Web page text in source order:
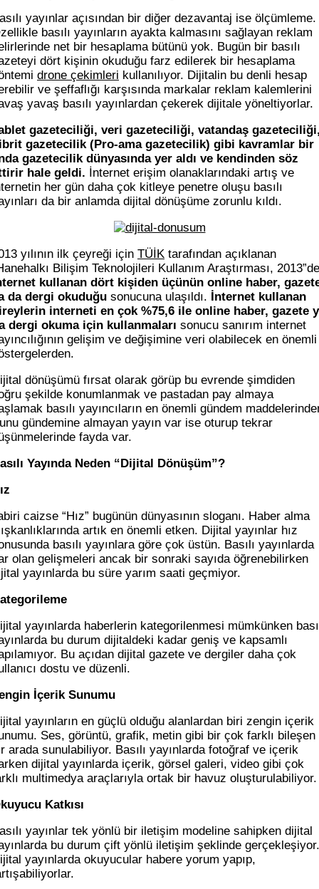
yayınlar açısından bir diğer dezavantaj ise ölçümleme.
basılı yayınların ayakta kalmasını sağlayan reklam
net bir hesaplama bütünü yok. Bugün bir basılı
dört kişinin okuduğu farz edilerek bir hesaplama
drone çekimleri kullanılıyor. Dijitalin bu denli hesap
ve şeffaflığı karşısında markalar reklam kalemlerini
yavaş basılı yayınlardan çekerek dijitale yöneltiyorlar.
gazeteciliği, veri gazeteciliği, vatandaş
gazetecilik (Pro-ama gazetecilik) gibi kavramlar bir
gazetecilik dünyasında yer aldı ve kendinden söz
hale geldi.
İnternet erişim olanaklarındaki artış ve
her gün daha çok kitleye penetre oluşu basılı
da bir anlamda dijital dönüşüme zorunlu kıldı.
yılının ilk çeyreği için TÜİK tarafından açıklanan
Bilişim Teknolojileri Kullanım Araştırması, 2013”de
kullanan dört kişiden üçünün online haber,
da dergi okuduğu sonucuna ulaşıldı.
İnternet kullanan
interneti en çok %75,6 ile online haber, gazete
dergi okuma için kullanmaları sonucu sanırım internet
gelişim ve değişimine veri olabilecek en önemli
dönüşümü fırsat olarak görüp bu evrende şimdiden
şekilde konumlanmak ve pastadan pay almaya
basılı yayıncıların en önemli gündem
gündemine almayan yayın var ise oturup tekrar
fayda var.
Yayında Neden “Dijital Dönüşüm”?
caizse “Hız” bugünün dünyasının sloganı. Haber alma
artık en önemli etken. Dijital yayınlar hız
basılı yayınlara göre çok üstün. Basılı yayınlarda
olan gelişmeleri ancak bir sonraki sayıda öğrenebilirken
yayınlarda bu süre yarım saati geçmiyor.
yayınlarda haberlerin kategorilenmesi mümkünken
bu durum dijitaldeki kadar geniş ve kapsamlı
Bu açıdan dijital gazete ve dergiler daha çok
dostu ve düzenli.
İçerik Sunumu
yayınların en güçlü olduğu alanlardan biri zengin içerik
Ses, görüntü, grafik, metin gibi bir çok farklı bileşen
arada sunulabiliyor. Basılı yayınlarda fotoğraf ve içerik
dijital yayınlarda içerik, görsel galeri, video gibi çok
multimedya araçlarıyla ortak bir havuz oluşturulabiliyor.
Katkısı
yayınlar tek yönlü bir iletişim modeline sahipken dijital
bu durum çift yönlü iletişim şeklinde gerçekleşiyor.
yayınlarda okuyucular habere yorum yapıp,